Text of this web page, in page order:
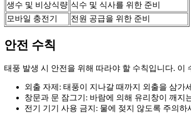
생수 및 비상식량 식수 및 식사를 위한 준비
모바일 충전기
전원 공급을 위한 준비
안전 수칙
태풍 발생 시 안전을 위해 따라야 할 수칙입니다. 이
외출 자제: 태풍이 지나갈 때까지 외출을 삼가
창문과 문 잠그기: 바람에 의해 유리창이 깨지
전기 기기 사용 금지: 물에 젖지 않도록 주의하